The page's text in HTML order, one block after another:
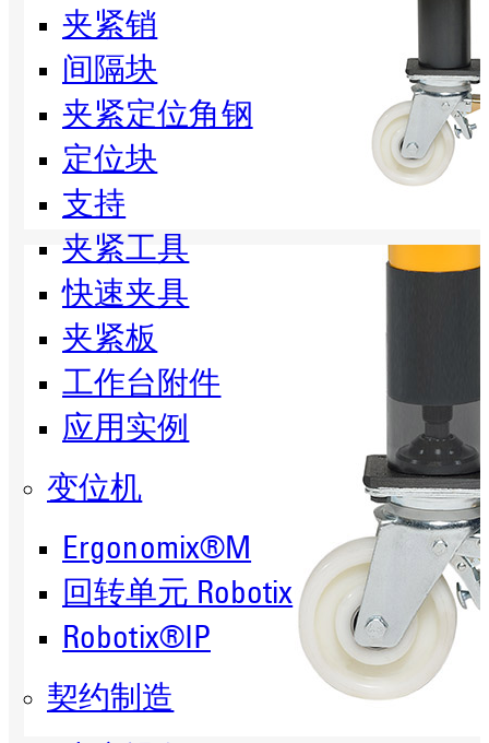
夹紧销
间隔块
夹紧定位角钢
定位块
支持
夹紧工具
快速夹具
夹紧板
工作台附件
应用实例
变位机
Ergonomix®M
回转单元 Robotix
Robotix®IP
契约制造